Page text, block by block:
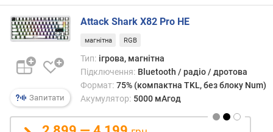
д
к
а
х
і
к
л
Запитати
Attack Shark X82 Pro HE
магнітна RGB
Тип: ігрова, магнітна
Підключення: Bluetooth / радіо / дротова
Формат: 75% (компактна TKL, без блоку Num)
Акумулятор: 5000 мАгод